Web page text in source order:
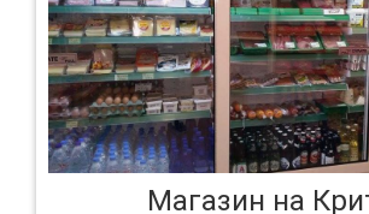
Магазин на